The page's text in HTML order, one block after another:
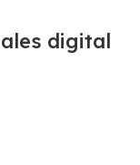
digital